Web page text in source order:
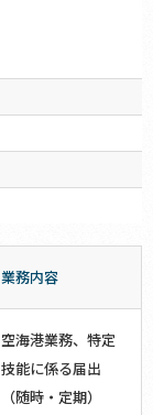
業務内容
空海港業務、特定
技能に係る届出
（随時・定期）